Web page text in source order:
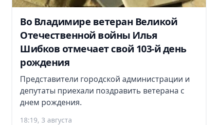
Во Владимире ветеран Великой
Отечественной войны Илья
Шибков отмечает свой 103-й день
рождения
Представители городской администрации и
депутаты приехали поздравить ветерана с
днем рождения.
18:19, 3 августа